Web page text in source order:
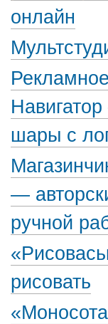
онлайн
шары с
—
ручной
рисовать